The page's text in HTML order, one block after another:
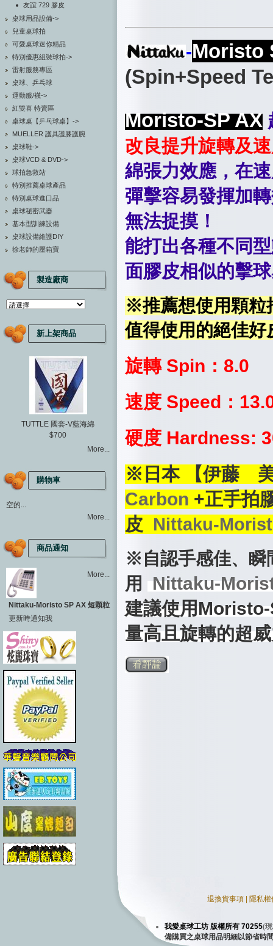
友誼 729 膠皮
桌球用品設備->
兒童桌球拍
可愛桌球迷你精品
特別優惠組裝球拍->
雷射服務專區
桌球、乒乓球
運動服/襪->
紅雙喜 特賣區
桌球桌【乒乓球桌】->
MUELLER 護具護膝護腕
桌球鞋->
桌球VCD & DVD->
球拍急救站
特別推薦桌球產品
特別桌球進口品
桌球秘密武器
基本型訓練設備
桌球設備維護DIY
徐老師的壓箱寶
製造廠商
新上架商品
TUTTLE 國套-V藍海綿
$700
More...
購物車
空的...
More...
商品通知
Nittaku-Moristo SP AX 短顆粒
更新時通知我
More...
-Moristo
(Spin+Speed
Moristo-SP AX
改良提升旋轉及
綿張力效應，在
彈擊容易發揮加
無法捉摸！
能打出各種不同
面膠皮相似的擊
※推薦想使用顆粒
值得使用的絕佳好
旋轉 Spin：8.0
速度 Speed：
硬度 Hardness:
※日本 【伊藤
Carbon +正手拍
皮 Nittaku-
※自認手感佳、瞬
用
Nittaku-
建議使用Moristo-
量高且旋轉的超
退換貨事項 隱私
我愛桌球工坊 版權所有 70255(
備購買之桌球用品明細以節省時